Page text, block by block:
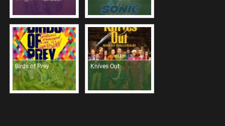
Birds of Prey Knives Out